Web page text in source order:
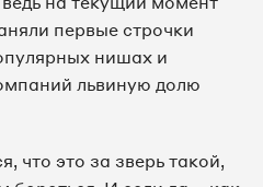
первые строчки
нишах и
львиную долю
что это за зверь такой,